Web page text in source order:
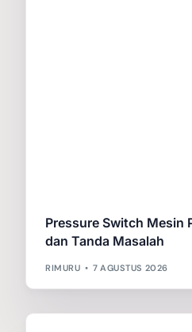
Pressure Switch Mesin
dan Tanda Masalah
RIMURU 7 AGUSTUS 2026
Galery Project